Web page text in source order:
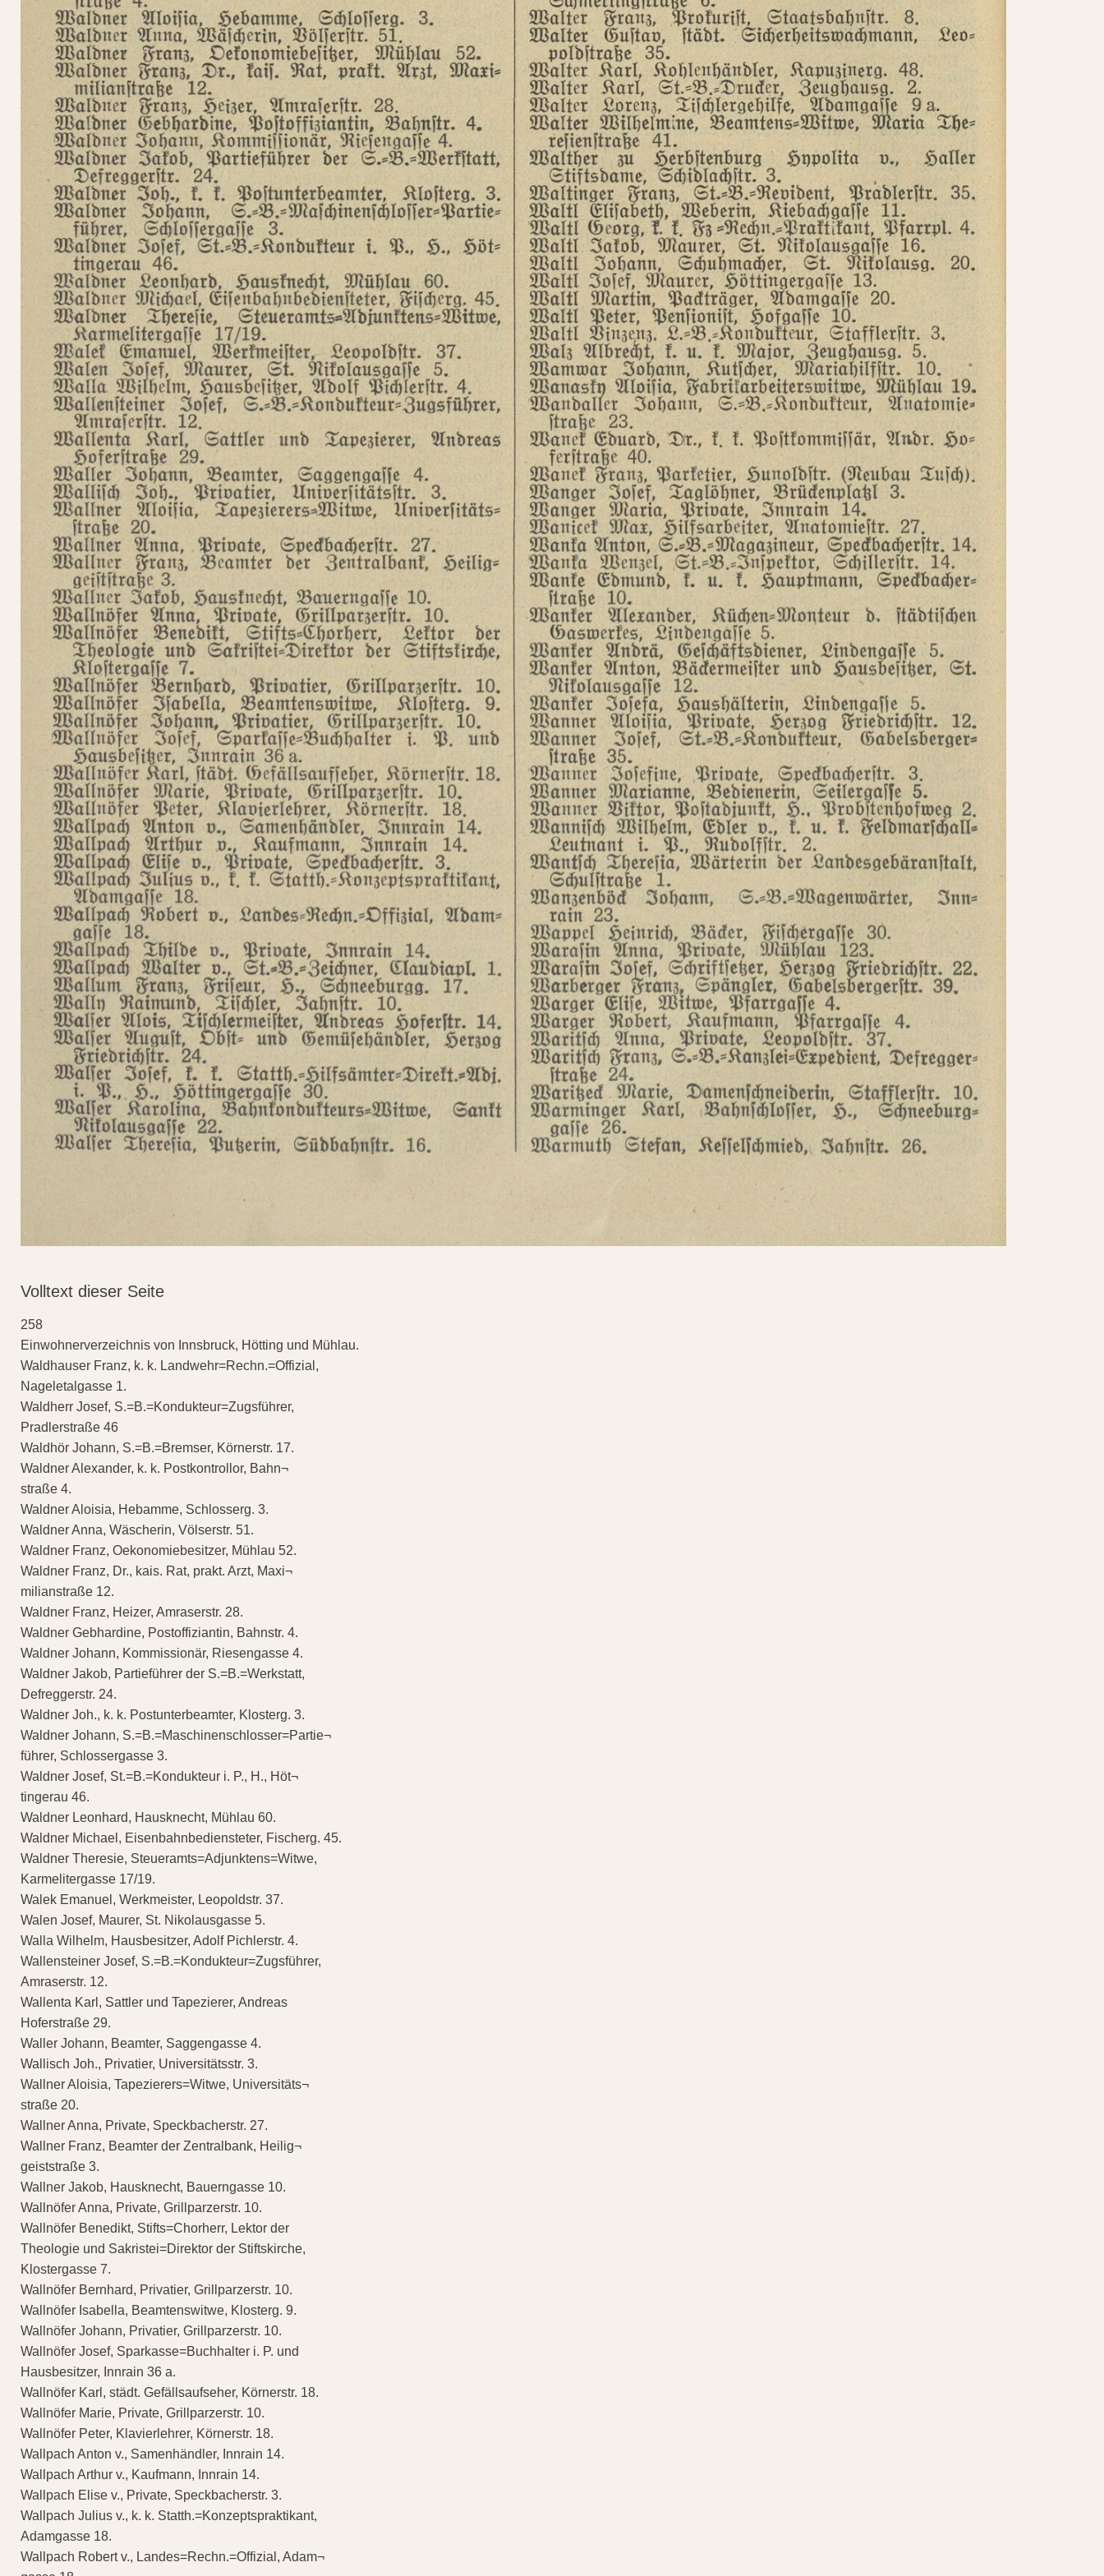
Volltext dieser Seite
258
Einwohnerverzeichnis von Innsbruck, Hötting und Mühlau.
Waldhauser Franz, k. k. Landwehr=Rechn.=Offizial,
Nageletalgasse 1.
Waldherr Josef, S.=B.=Kondukteur=Zugsführer,
Pradlerstraße 46
Waldhör Johann, S.=B.=Bremser, Körnerstr. 17.
Waldner Alexander, k. k. Postkontrollor, Bahn¬
straße 4.
Waldner Aloisia, Hebamme, Schlosserg. 3.
Waldner Anna, Wäscherin, Völserstr. 51.
Waldner Franz, Oekonomiebesitzer, Mühlau 52.
Waldner Franz, Dr., kais. Rat, prakt. Arzt, Maxi¬
milianstraße 12.
Waldner Franz, Heizer, Amraserstr. 28.
Waldner Gebhardine, Postoffiziantin, Bahnstr. 4.
Waldner Johann, Kommissionär, Riesengasse 4.
Waldner Jakob, Partieführer der S.=B.=Werkstatt,
Defreggerstr. 24.
Waldner Joh., k. k. Postunterbeamter, Klosterg. 3.
Waldner Johann, S.=B.=Maschinenschlosser=Partie¬
führer, Schlossergasse 3.
Waldner Josef, St.=B.=Kondukteur i. P., H., Höt¬
tingerau 46.
Waldner Leonhard, Hausknecht, Mühlau 60.
Waldner Michael, Eisenbahnbediensteter, Fischerg. 45.
Waldner Theresie, Steueramts=Adjunktens=Witwe,
Karmelitergasse 17/19.
Walek Emanuel, Werkmeister, Leopoldstr. 37.
Walen Josef, Maurer, St. Nikolausgasse 5.
Walla Wilhelm, Hausbesitzer, Adolf Pichlerstr. 4.
Wallensteiner Josef, S.=B.=Kondukteur=Zugsführer,
Amraserstr. 12.
Wallenta Karl, Sattler und Tapezierer, Andreas
Hoferstraße 29.
Waller Johann, Beamter, Saggengasse 4.
Wallisch Joh., Privatier, Universitätsstr. 3.
Wallner Aloisia, Tapezierers=Witwe, Universitäts¬
straße 20.
Wallner Anna, Private, Speckbacherstr. 27.
Wallner Franz, Beamter der Zentralbank, Heilig¬
geiststraße 3.
Wallner Jakob, Hausknecht, Bauerngasse 10.
Wallnöfer Anna, Private, Grillparzerstr. 10.
Wallnöfer Benedikt, Stifts=Chorherr, Lektor der
Theologie und Sakristei=Direktor der Stiftskirche,
Klostergasse 7.
Wallnöfer Bernhard, Privatier, Grillparzerstr. 10.
Wallnöfer Isabella, Beamtenswitwe, Klosterg. 9.
Wallnöfer Johann, Privatier, Grillparzerstr. 10.
Wallnöfer Josef, Sparkasse=Buchhalter i. P. und
Hausbesitzer, Innrain 36 a.
Wallnöfer Karl, städt. Gefällsaufseher, Körnerstr. 18.
Wallnöfer Marie, Private, Grillparzerstr. 10.
Wallnöfer Peter, Klavierlehrer, Körnerstr. 18.
Wallpach Anton v., Samenhändler, Innrain 14.
Wallpach Arthur v., Kaufmann, Innrain 14.
Wallpach Elise v., Private, Speckbacherstr. 3.
Wallpach Julius v., k. k. Statth.=Konzeptspraktikant,
Adamgasse 18.
Wallpach Robert v., Landes=Rechn.=Offizial, Adam¬